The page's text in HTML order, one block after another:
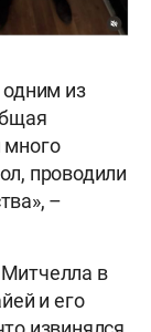
из
много
проводили
–
в
и его